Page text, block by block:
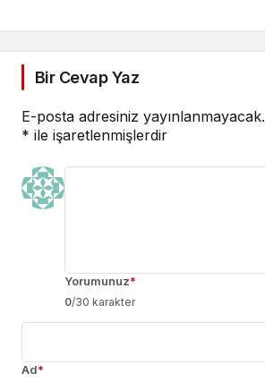
Bir Cevap Yaz
E-posta adresiniz yayınlanmayacak.
* ile işaretlenmişlerdir
Yorumunuz*
0/30 karakter
Ad*